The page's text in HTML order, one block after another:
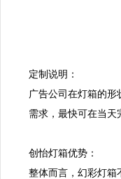
定制说明：
广告公司在灯箱的
需求，最快可在当
创怡灯箱优势：
整体而言，幻彩灯箱